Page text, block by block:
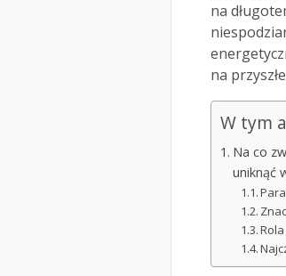
na
na
W tym
Na co
uniknąć